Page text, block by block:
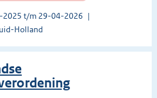
2025 t/m 29-04-2026
Holland